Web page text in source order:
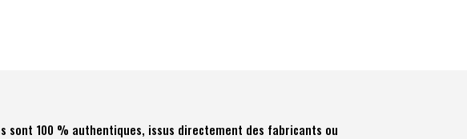
sont 100 % authentiques, issus directement des fabricants ou